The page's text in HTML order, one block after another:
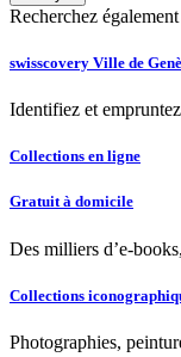
Recherchez
swisscovery Ville de
Identifiez et
Collections en ligne
Gratuit à domicile
Des milliers d’e-
Collections
Photographies,